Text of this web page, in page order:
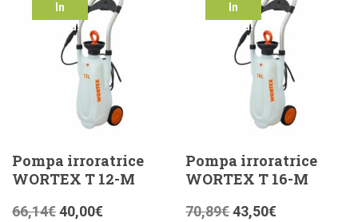
In
offerta!
Pompa irroratrice
WORTEX T 12-M
66,14€40,00€
In
offerta!
Pompa irroratrice
WORTEX T 16-M
70,89€43,50€